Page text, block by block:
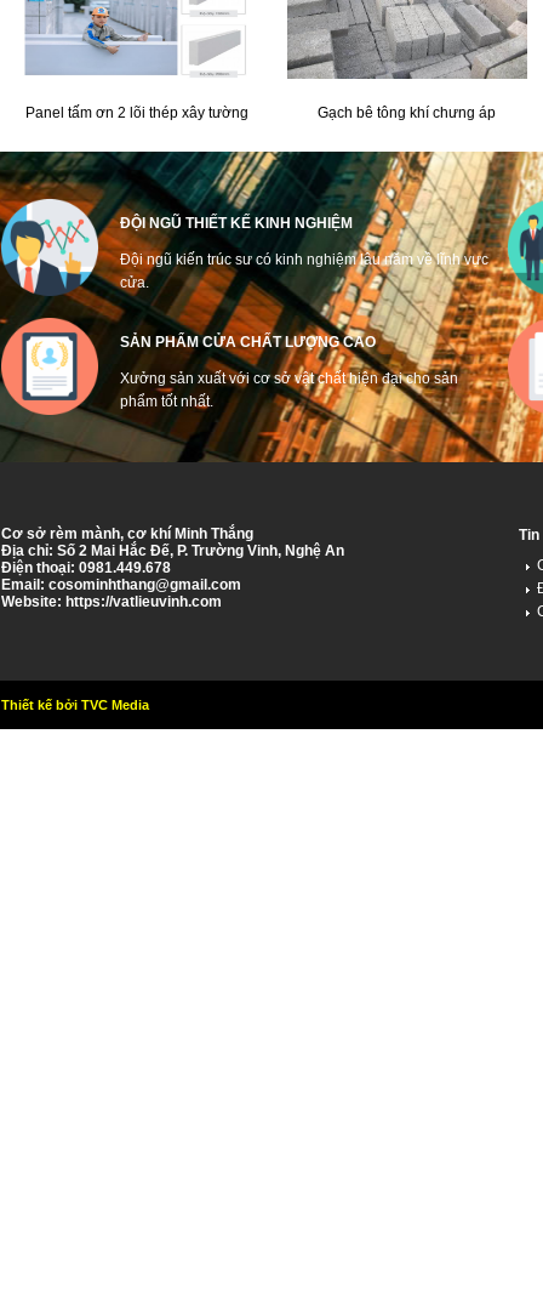
Panel tấm ơn 2 lõi thép xây tường Gạch bê tông khí chưng áp
ĐỘI NGŨ THIẾT KẾ KINH NGHIỆM
Đội ngũ kiến trúc sư có kinh nghiệm lâu năm về lĩnh vực
cửa.
SẢN PHẨM CỬA CHẤT LƯỢNG CAO
Xưởng sản xuất với cơ sở vật chất hiện đại cho sản
phẩm tốt nhất.
Cơ sở rèm mành, cơ khí Minh Thắng
Địa chỉ: Số 2 Mai Hắc Đế, P. Trường Vinh, Nghệ An
Điện thoại: 0981.449.678
Email: cosominhthang@gmail.com
Website: https://vatlieuvinh.com
Thiết kế bởi TVC Media